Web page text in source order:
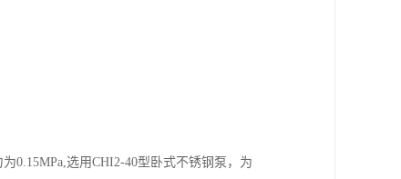
0.15MPa,选用CHI2-40型卧式不锈钢泵，为